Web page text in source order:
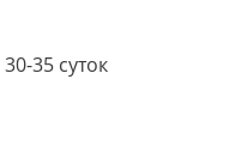
30-35 суток